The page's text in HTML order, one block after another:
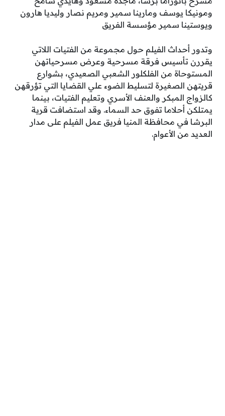
ومونيكا يوسف ومارينا سمير ومريم نصار وليديا هارون
ويوستينا سمير مؤسسة الفريق
وتدور أحداث الفيلم حول مجموعة من الفتيات اللاتي
يقررن تأسيس فرقة مسرحية وعرض مسرحياتهن
المستوحاة من الفلكلور الشعبي الصعيدي، بشوارع
قريتهن الصغيرة لتسليط الضوء علي القضايا التي تؤرقهن
كالزواج المبكر والعنف الأسري وتعليم الفتيات، بينما
يمتلكن أحلاما تفوق حد السماء. وقد استضافت قرية
البرشا في محافظة المنيا فريق عمل الفيلم على مدار
العديد من الأعوام.